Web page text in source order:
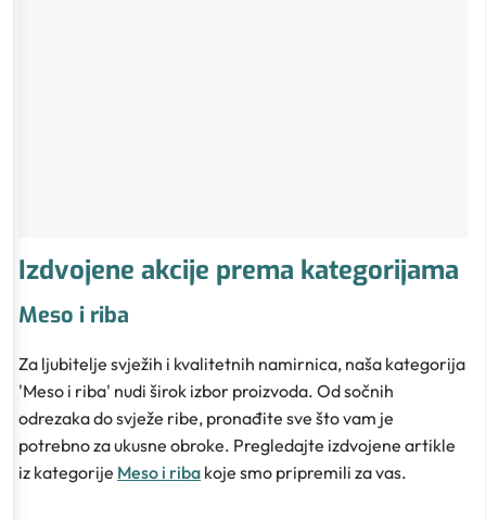
Izdvojene akcije prema kategorijama
Meso i riba
Za ljubitelje svježih i kvalitetnih namirnica, naša kategorija
'Meso i riba' nudi širok izbor proizvoda. Od sočnih
odrezaka do svježe ribe, pronađite sve što vam je
potrebno za ukusne obroke. Pregledajte izdvojene artikle
iz kategorije Meso i riba koje smo pripremili za vas.